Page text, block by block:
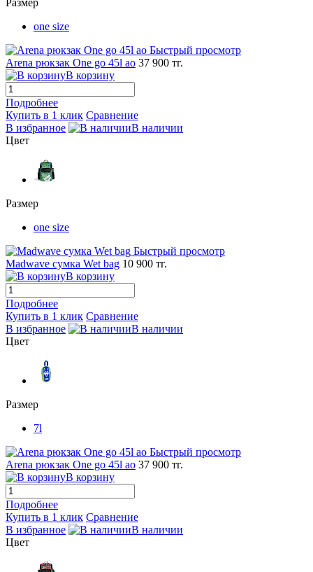
Размер
one size
Быстрый просмотр
Arena рюкзак One go 45l ao 37 900 тг.
В корзину
Подробнее
Купить в 1 клик Сравнение
В избранное
В наличии
Цвет
Размер
one size
Быстрый просмотр
Madwave сумка Wet bag 10 900 тг.
В корзину
Подробнее
Купить в 1 клик Сравнение
В избранное
В наличии
Цвет
Размер
7l
Быстрый просмотр
Arena рюкзак One go 45l ao 37 900 тг.
В корзину
Подробнее
Купить в 1 клик Сравнение
В избранное
В наличии
Цвет